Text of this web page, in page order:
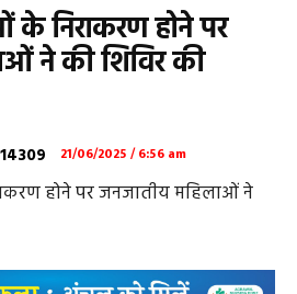
के निराकरण होने पर
ने की शिविर की
21/06/2025 / 6:56 am
होने पर जनजातीय महिलाओं ने